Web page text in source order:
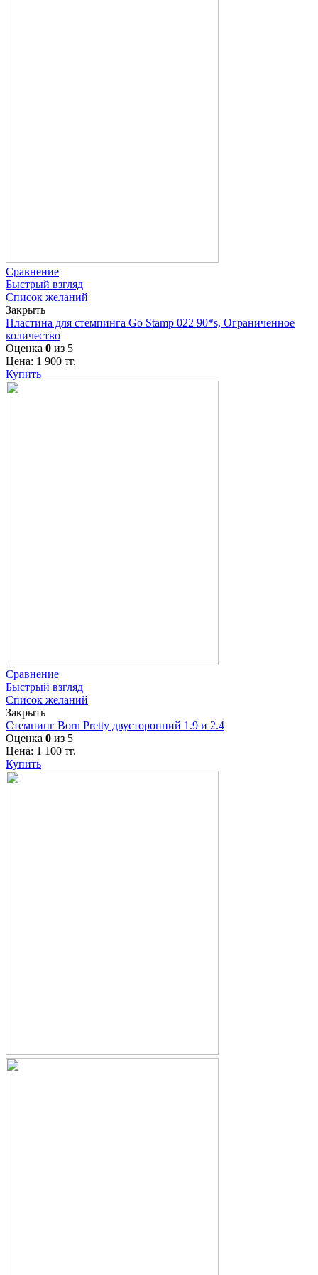
Сравнение
Быстрый взгляд
Список желаний
Закрыть
Пластина для стемпинга Go Stamp 022 90*s, Ограниченное
количество
Оценка 0 из 5
Цена: 1 900 тг.
Купить
Сравнение
Быстрый взгляд
Список желаний
Закрыть
Стемпинг Born Pretty двусторонний 1.9 и 2.4
Оценка 0 из 5
Цена: 1 100 тг.
Купить